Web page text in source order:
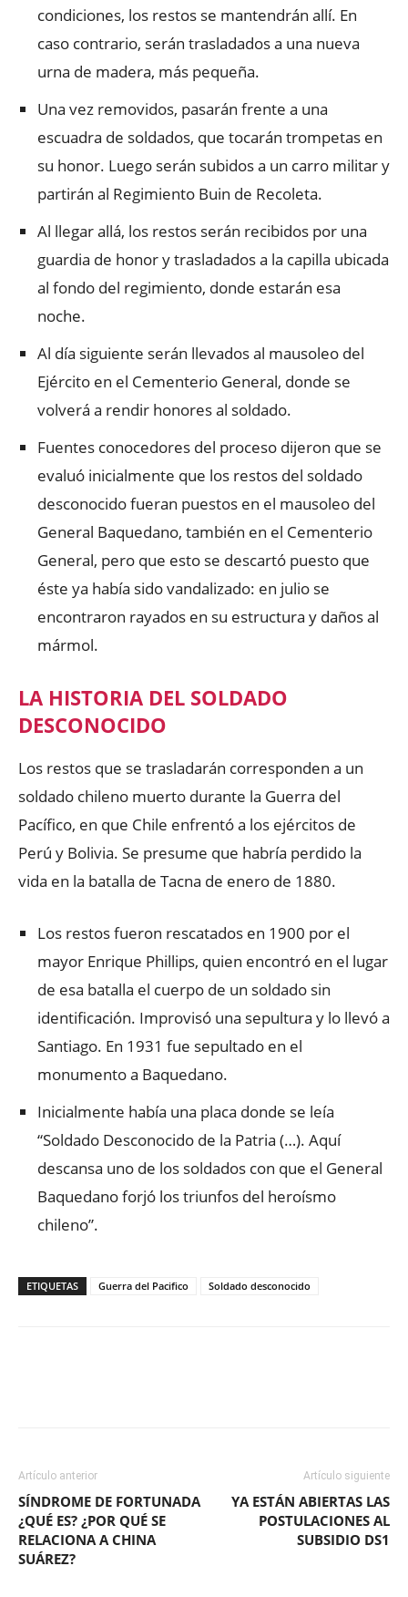
condiciones, los restos se mantendrán allí. En
caso contrario, serán trasladados a una nueva
urna de madera, más pequeña.
Una vez removidos, pasarán frente a una
escuadra de soldados, que tocarán trompetas en
su honor. Luego serán subidos a un carro militar y
partirán al Regimiento Buin de Recoleta.
Al llegar allá, los restos serán recibidos por una
guardia de honor y trasladados a la capilla ubicada
al fondo del regimiento, donde estarán esa
noche.
Al día siguiente serán llevados al mausoleo del
Ejército en el Cementerio General, donde se
volverá a rendir honores al soldado.
Fuentes conocedores del proceso dijeron que se
evaluó inicialmente que los restos del soldado
desconocido fueran puestos en el mausoleo del
General Baquedano, también en el Cementerio
General, pero que esto se descartó puesto que
éste ya había sido vandalizado: en julio se
encontraron rayados en su estructura y daños al
mármol.
LA HISTORIA DEL SOLDADO
DESCONOCIDO
Los restos que se trasladarán corresponden a un
soldado chileno muerto durante la Guerra del
Pacífico, en que Chile enfrentó a los ejércitos de
Perú y Bolivia. Se presume que habría perdido la
vida en la batalla de Tacna de enero de 1880.
Los restos fueron rescatados en 1900 por el
mayor Enrique Phillips, quien encontró en el lugar
de esa batalla el cuerpo de un soldado sin
identificación. Improvisó una sepultura y lo llevó a
Santiago. En 1931 fue sepultado en el
monumento a Baquedano.
Inicialmente había una placa donde se leía
“Soldado Desconocido de la Patria (…). Aquí
descansa uno de los soldados con que el General
Baquedano forjó los triunfos del heroísmo
chileno”.
ETIQUETAS Guerra del Pacifico Soldado desconocido
Artículo anterior
SÍNDROME DE FORTUNADA
¿QUÉ ES? ¿POR QUÉ SE
RELACIONA A CHINA
SUÁREZ?
Artículo siguiente
YA ESTÁN ABIERTAS LAS
POSTULACIONES AL
SUBSIDIO DS1